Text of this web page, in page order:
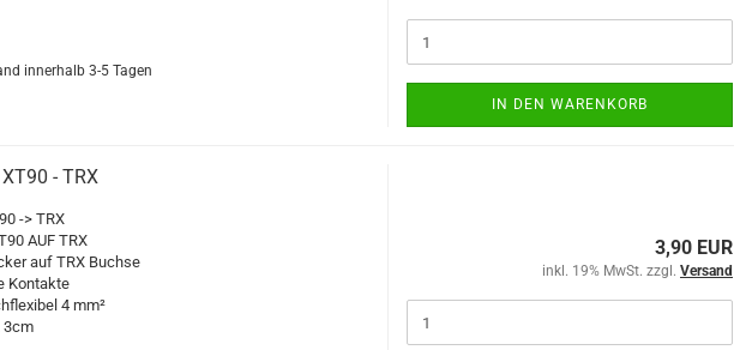
innerhalb 3-5 Tagen
IN DEN WARENKORB
- TRX
-> TRX
AUF TRX
auf TRX Buchse
Kontakte
4 mm²
3cm
3,90 EUR
inkl. 19% MwSt. zzgl. Versand